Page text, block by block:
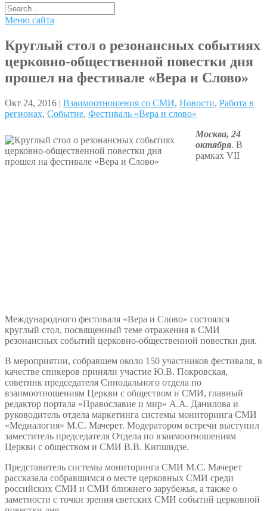
Меню сайта
Круглый стол о резонансных событиях
церковно-общественной повестки дня
прошел на фестивале «Вера и Слово»
Окт 24, 2016 | Взаимоотношения со СМИ, Новости, Работа в
регионах, Событие, Фестиваль «Вера и слово»
Москва, 24
октября. В
рамках VII
Международного фестиваля «Вера и Слово» состоялся
круглый стол, посвященный теме отражения в СМИ
резонансных событий церковно-общественной повестки дня.
В мероприятии, собравшем около 150 участников фестиваля, в
качестве спикеров приняли участие Ю.В. Покровская,
советник председателя Синодального отдела по
взаимоотношениям Церкви с обществом и СМИ, главный
редактор портала «Православие и мир» А.А. Данилова и
руководитель отдела маркетинга системы мониторинга СМИ
«Медиалогия» М.С. Мачерет. Модератором встречи выступил
заместитель председателя Отдела по взаимоотношениям
Церкви с обществом и СМИ В.В. Кипшидзе.
Представитель системы мониторинга СМИ М.С. Мачерет
рассказала собравшимся о месте церковных СМИ среди
российских СМИ и СМИ ближнего зарубежья, а также о
заметности с точки зрения светских СМИ событий церковной